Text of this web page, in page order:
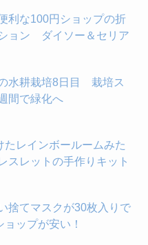
利な100円ショップの折
ョン ダイソー＆セリア
水耕栽培8日目 栽培ス
間で緑化へ
たレインボールームみた
スレットの手作りキット
捨てマスクが30枚入りで
ップが安い！